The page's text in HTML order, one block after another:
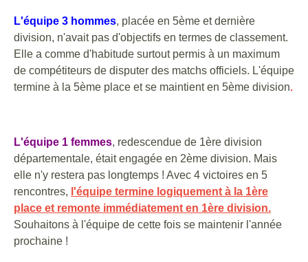
L'équipe 3 hommes, placée en 5ème et dernière
division, n'avait pas d'objectifs en termes de classement.
Elle a comme d'habitude surtout permis à un maximum
de compétiteurs de disputer des matchs officiels. L'équipe
termine à la 5ème place et se maintient en 5ème division.
L'équipe 1 femmes, redescendue de 1ère division
départementale, était engagée en 2ème division. Mais
elle n'y restera pas longtemps ! Avec 4 victoires en 5
rencontres, l'équipe termine logiquement à la 1ère
place et remonte immédiatement en 1ère division.
Souhaitons à l'équipe de cette fois se maintenir l'année
prochaine !